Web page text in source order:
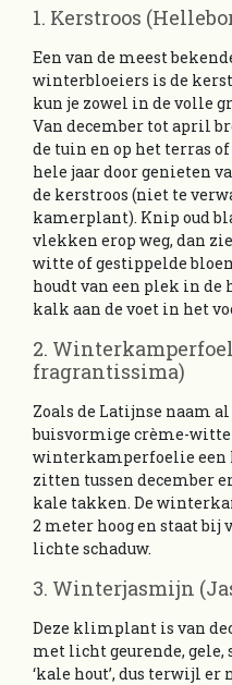
1. Kerstroos
Een van de meest
winterbloeiers is de
kun je zowel in de volle
Van december tot april
de tuin en op het terras
hele jaar door genieten
de kerstroos (niet te
kamerplant). Knip oud
vlekken erop weg, dan
witte of gestippelde
houdt van een plek in de
kalk aan de voet in het
2.
fragrantissima)
Zoals de Latijnse naam
buisvormige crème-witte
winterkamperfoelie een
zitten tussen december
kale takken. De
2 meter hoog en staat bij
lichte schaduw.
3. Winterjasmijn
Deze klimplant is van
met licht geurende,
‘kale hout’, dus terwijl er